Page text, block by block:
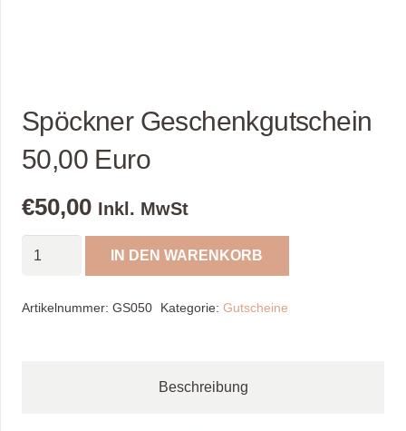
Spöckner Geschenkgutschein
50,00 Euro
€50,00 Inkl. MwSt
Spöckner
Euro
IN DEN WARENKORB
Artikelnummer: GS050 Kategorie: Gutscheine
Beschreibung